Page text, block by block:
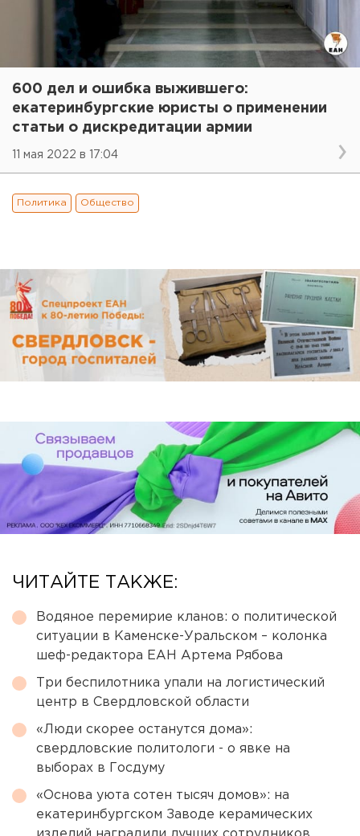
600 дел и ошибка выжившего:
екатеринбургские юристы о применении
статьи о дискредитации армии
11 мая 2022 в 17:04
Политика Общество
ЧИТАЙТЕ ТАКЖЕ:
Водяное перемирие кланов: о политической
ситуации в Каменске-Уральском – колонка
шеф-редактора ЕАН Артема Рябова
Три беспилотника упали на логистический
центр в Свердловской области
«Люди скорее останутся дома»:
свердловские политологи - о явке на
выборах в Госдуму
«Основа уюта сотен тысяч домов»: на
екатеринбургском Заводе керамических